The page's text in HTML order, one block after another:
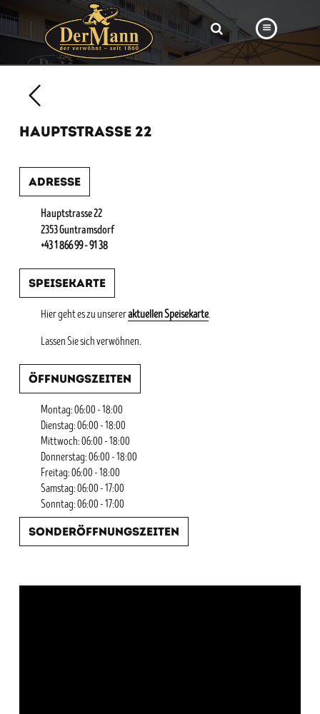
BÄCKEREI
HAUPTSTRASSE 22
Adresse
Hauptstrasse 22
2353 Guntramsdorf
+43 1 866 99 - 91 38
Speisekarte
Hier geht es zu unsereraktuellen Speisekarte.
Lassen Sie sich verwöhnen.
Öffnungszeiten
Montag: 06:00 - 18:00
Dienstag: 06:00 - 18:00
Mittwoch: 06:00 - 18:00
Donnerstag: 06:00 - 18:00
Freitag: 06:00 - 18:00
Samstag: 06:00 - 17:00
Sonntag: 06:00 - 17:00
Sonderöffnungszeiten